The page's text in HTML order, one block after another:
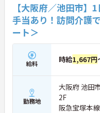
【大阪府／池田市
手当あり！訪問介護
ート＞
給料 時給1,667円
勤務地
大阪府 池田
2F
阪急宝塚本